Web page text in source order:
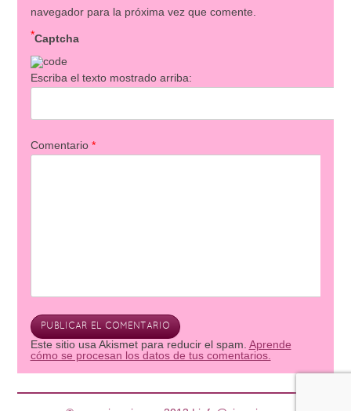
navegador para la próxima vez que comente.
Captcha
*
Escriba el texto mostrado arriba:
Comentario *
Este sitio usa Akismet para reducir el spam. Aprende
cómo se procesan los datos de tus comentarios.